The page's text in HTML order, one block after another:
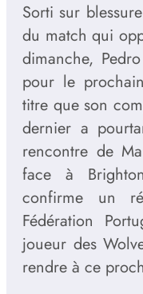
Sorti sur
du match qui
dimanche,
pour le
titre que son
dernier a
rencontre de
face à
confirme un
Fédération
joueur des
rendre à ce